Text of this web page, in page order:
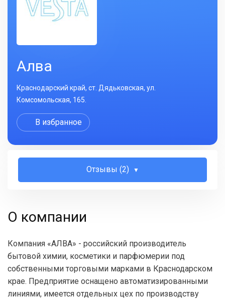
Алва
Краснодарский край, ст. Дядьковская, ул.
Комсомольская, 165.
В избранное
Отзывы (2)
О компании
Компания «АЛВА» - российский производитель
бытовой химии, косметики и парфюмерии под
собственными торговыми марками в Краснодарском
крае. Предприятие оснащено автоматизированными
линиями, имеется отдельных цех по производству